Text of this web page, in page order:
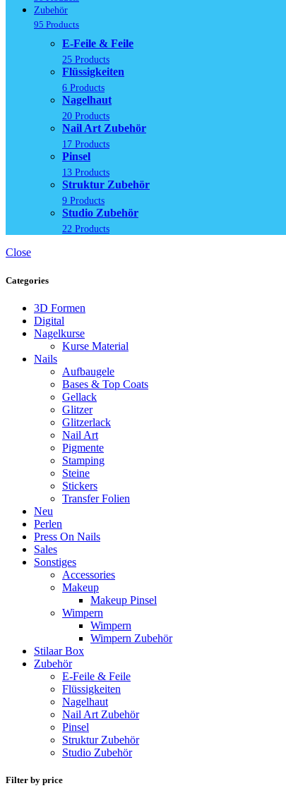
Zubehör
95 Products
E-Feile & Feile
25 Products
Flüssigkeiten
6 Products
Nagelhaut
20 Products
Nail Art Zubehör
17 Products
Pinsel
13 Products
Struktur Zubehör
9 Products
Studio Zubehör
22 Products
Close
Categories
3D Formen
Digital
Nagelkurse
Kurse Material
Nails
Aufbaugele
Bases & Top Coats
Gellack
Glitzer
Glitzerlack
Nail Art
Pigmente
Stamping
Steine
Stickers
Transfer Folien
Neu
Perlen
Press On Nails
Sales
Sonstiges
Accessories
Makeup
Makeup Pinsel
Wimpern
Wimpern
Wimpern Zubehör
Stilaar Box
Zubehör
E-Feile & Feile
Flüssigkeiten
Nagelhaut
Nail Art Zubehör
Pinsel
Struktur Zubehör
Studio Zubehör
Filter by price